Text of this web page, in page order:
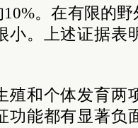
。在有限的
小。上述证据表
殖和个体发育两
功能都有显著负